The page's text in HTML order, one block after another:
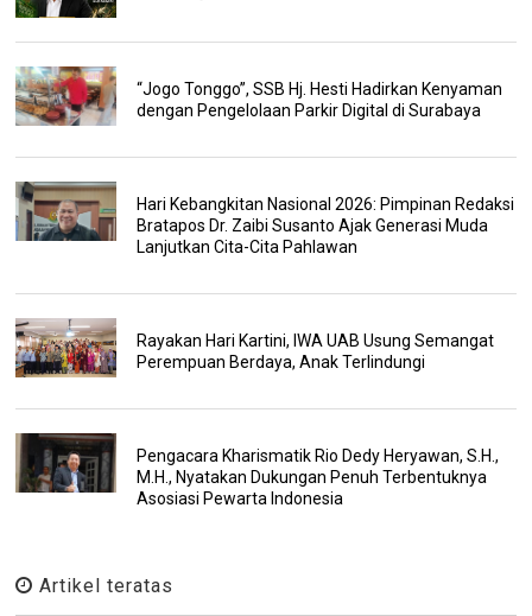
“Jogo Tonggo”, SSB Hj. Hesti Hadirkan Kenyaman
dengan Pengelolaan Parkir Digital di Surabaya
Hari Kebangkitan Nasional 2026: Pimpinan Redaksi
Bratapos Dr. Zaibi Susanto Ajak Generasi Muda
Lanjutkan Cita-Cita Pahlawan
Rayakan Hari Kartini, IWA UAB Usung Semangat
Perempuan Berdaya, Anak Terlindungi
Pengacara Kharismatik Rio Dedy Heryawan, S.H.,
M.H., Nyatakan Dukungan Penuh Terbentuknya
Asosiasi Pewarta Indonesia
Artikel teratas